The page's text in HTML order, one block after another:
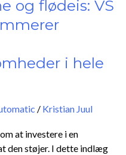
og flødeis: VS
i hele
/ Kristian Juul
at investere i en
den støjer. I dette indlæg